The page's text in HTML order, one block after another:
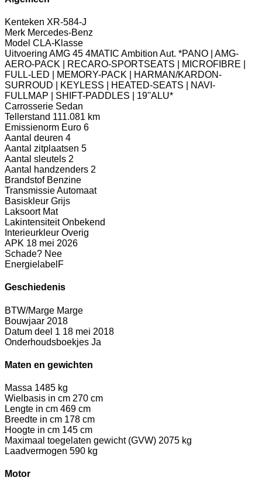
Kenteken XR-584-J
Merk Mercedes-Benz
Model CLA-Klasse
Uitvoering AMG 45 4MATIC Ambition Aut. *PANO | AMG-
AERO-PACK | RECARO-SPORTSEATS | MICROFIBRE |
FULL-LED | MEMORY-PACK | HARMAN/KARDON-
SURROUD | KEYLESS | HEATED-SEATS | NAVI-
FULLMAP | SHIFT-PADDLES | 19''ALU*
Carrosserie Sedan
Tellerstand 111.081 km
Emissienorm Euro 6
Aantal deuren 4
Aantal zitplaatsen 5
Aantal sleutels 2
Aantal handzenders 2
Brandstof Benzine
TransmissieAutomaat
Basiskleur Grijs
Laksoort Mat
Lakintensiteit Onbekend
Interieurkleur Overig
APK 18 mei 2026
Schade? Nee
Energielabel F
Geschiedenis
BTW/Marge Marge
Bouwjaar 2018
Datum deel 1 18 mei 2018
Onderhoudsboekjes Ja
Maten en gewichten
Massa 1485 kg
Wielbasis in cm 270 cm
Lengte in cm 469 cm
Breedte in cm 178 cm
Hoogte in cm 145 cm
Maximaal toegelaten gewicht (GVW) 2075 kg
Laadvermogen 590 kg
Motor